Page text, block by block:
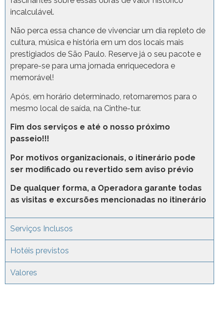
incalculável.
Não perca essa chance de vivenciar um dia repleto de
cultura, música e história em um dos locais mais
prestigiados de São Paulo. Reserve já o seu pacote e
prepare-se para uma jornada enriquecedora e
memorável!
Após, em horário determinado, retornaremos para o
mesmo local de saída, na Cinthe-tur.
Fim dos serviços e até o nosso próximo
passeio!!!
Por motivos organizacionais, o itinerário pode
ser modificado ou revertido sem aviso prévio
De qualquer forma, a Operadora garante todas
as visitas e excursões mencionadas no itinerário
Serviços Inclusos
Hotéis previstos
Valores